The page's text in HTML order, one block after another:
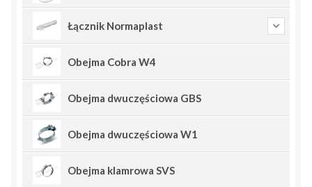
Łącznik Normaplast
Obejma Cobra W4
Obejma dwuczęściowa GBS
Obejma dwuczęściowa W1
Obejma klamrowa SVS